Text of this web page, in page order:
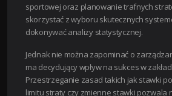
sportowej oraz planowanie trafnych
skorzystać z wyboru skutecznych
dokonywać analizy statystycznej.
Jednak nie można zapominać o
ma decydujący wpływ na sukces w
Przestrzeganie zasad takich jak stawki
limitu straty czy zmienne stawki pozwala